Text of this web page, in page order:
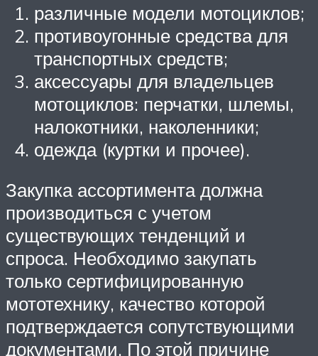
различные модели мотоциклов;
противоугонные средства для
транспортных средств;
аксессуары для владельцев
мотоциклов: перчатки, шлемы,
налокотники, наколенники;
одежда (куртки и прочее).
Закупка ассортимента должна
производиться с учетом
существующих тенденций и
спроса. Необходимо закупать
только сертифицированную
мототехнику, качество которой
подтверждается сопутствующими
документами. По этой причине